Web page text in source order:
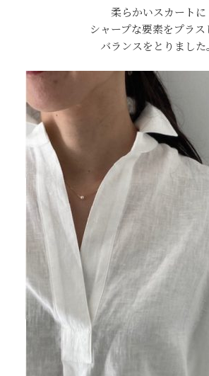
柔らかいスカートに
シャープな要素をプラス
バランスをとりました。